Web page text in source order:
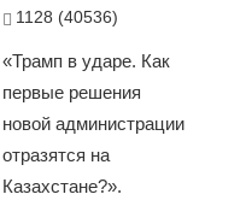
1128 (40536)
«Трамп в ударе. Как
первые решения
новой администрации
отразятся на
Казахстане?».